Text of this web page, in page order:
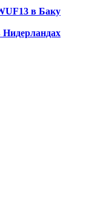
в Баку
Нидерландах